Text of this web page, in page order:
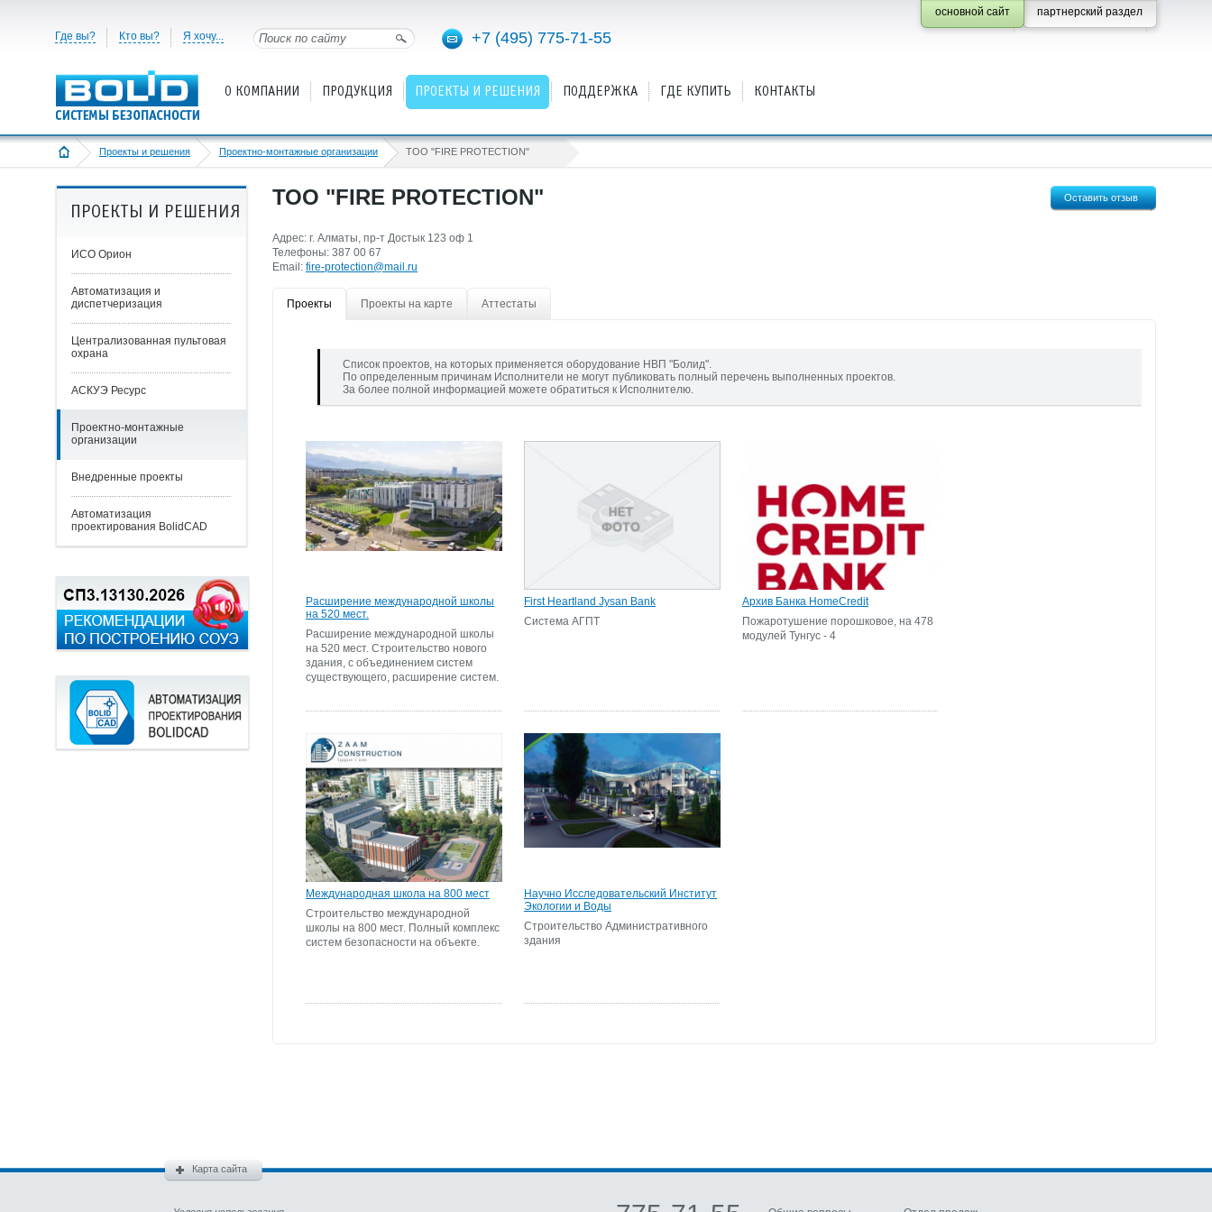
Где вы? Кто вы? Я хочу... +7 (495) 775-71-55
партнерский раздел
основной сайт
О КОМПАНИИ ПРОДУКЦИЯ ПРОЕКТЫ И РЕШЕНИЯ ПОДДЕРЖКА ГДЕ КУПИТЬ КОНТАКТЫ
Проекты и решения Проектно-монтажные организации ТОО "FIRE PROTECTION"
ПРОЕКТЫ И РЕШЕНИЯ
ИСО Орион
Автоматизация и
диспетчеризация
Централизованная пультовая
охрана
АСКУЭ Ресурс
Проектно-монтажные
организации
Внедренные проекты
Автоматизация
проектирования BolidCAD
ТОО "FIRE PROTECTION" Оставить отзыв
Адрес: г. Алматы, пр-т Достык 123 оф 1
Телефоны: 387 00 67
Email: fire-protection@mail.ru
Проекты Проекты на карте Аттестаты
Список проектов, на которых применяется оборудование НВП "Болид".
По определенным причинам Исполнители не могут публиковать полный перечень выполненных проектов.
За более полной информацией можете обратиться к Исполнителю.
Расширение международной школы
на 520 мест.
Расширение международной школы
на 520 мест. Строительство нового
здания, с объединением систем
существующего, расширение систем.
First Heartland Jysan Bank
Система АГПТ
Архив Банка HomeCredit
Пожаротушение порошковое, на 478
модулей Тунгус - 4
Международная школа на 800 мест
Строительство международной
школы на 800 мест. Полный комплекс
систем безопасности на объекте.
Научно Исследовательский Институт
Экологии и Воды
Строительство Административного
здания
Карта сайта